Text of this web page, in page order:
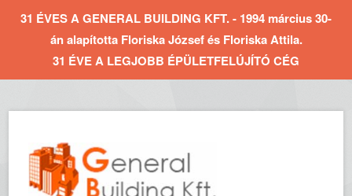
31 ÉVES A GENERAL BUILDING KFT. - 1994 március 30-
án alapította Floriska József és Floriska Attila.
31 ÉVE A LEGJOBB ÉPÜLETFELÚJÍTÓ CÉG